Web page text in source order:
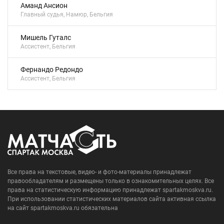
Аманд Ансион
Главный судья, Намюр, Бельгия
Мишель Гуталс
Ассистент, Бельгия
Фернандо Редондо
Ассистент, Бельгия
Все права на текстовые, видео- и фото-материалы принадлежат
правообладателям и размещены только в ознакомительных целях. Все
права на статистическую информацию принадлежат spartakmoskva.ru.
При использовании статистических материалов сайта активная ссылка
на сайт spartakmoskva.ru обязательна